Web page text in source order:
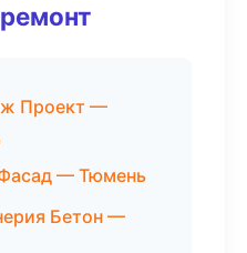
Проект —
— Тюмень
Бетон —